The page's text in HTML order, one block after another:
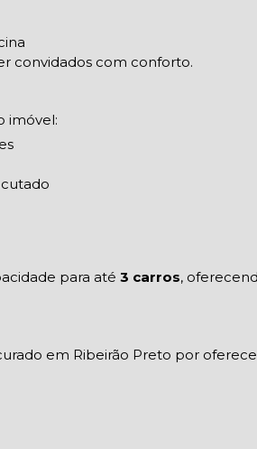
convidados com conforto.
imóvel:
para até 3 carros,
em Ribeirão Preto por